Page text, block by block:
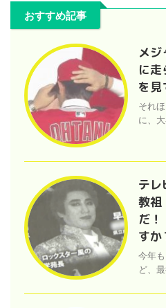
おすすめ記事
メジ
に
を見
それ
に、
テレ
教祖
だ！
すか
今年
ど、